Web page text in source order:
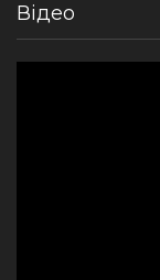
Відео